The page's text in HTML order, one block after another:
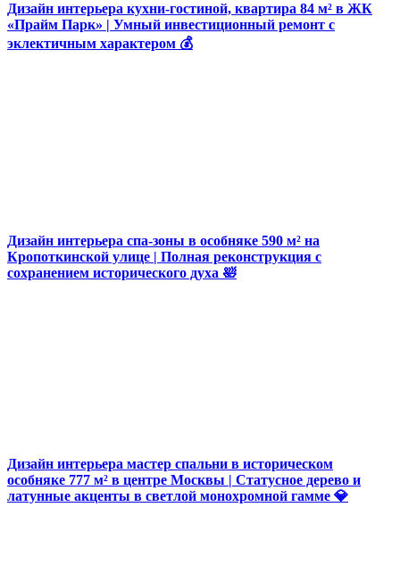
Дизайн интерьера кухни-гостиной, квартира 84 м² в ЖК
«Прайм Парк» | Умный инвестиционный ремонт с
эклектичным характером 💰
Дизайн интерьера спа-зоны в особняке 590 м² на
Кропоткинской улице | Полная реконструкция с
сохранением исторического духа 🛀
Дизайн интерьера мастер спальни в историческом
особняке 777 м² в центре Москвы | Статусное дерево и
латунные акценты в светлой монохромной гамме 💎